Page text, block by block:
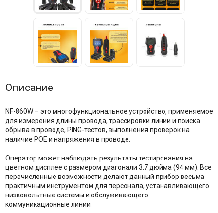
Описание
NF-860W – это многофункциональное устройство, применяемое
для измерения длины провода, трассировки линии и поиска
обрыва в проводе, PING-тестов, выполнения проверок на
наличие POE и напряжения в проводе.
Оператор может наблюдать результаты тестирования на
цветном дисплее с размером диагонали 3.7 дюйма (94 мм). Все
перечисленные возможности делают данный прибор весьма
практичным инструментом для персонала, устанавливающего
низковольтные системы и обслуживающего
коммуникационные линии.